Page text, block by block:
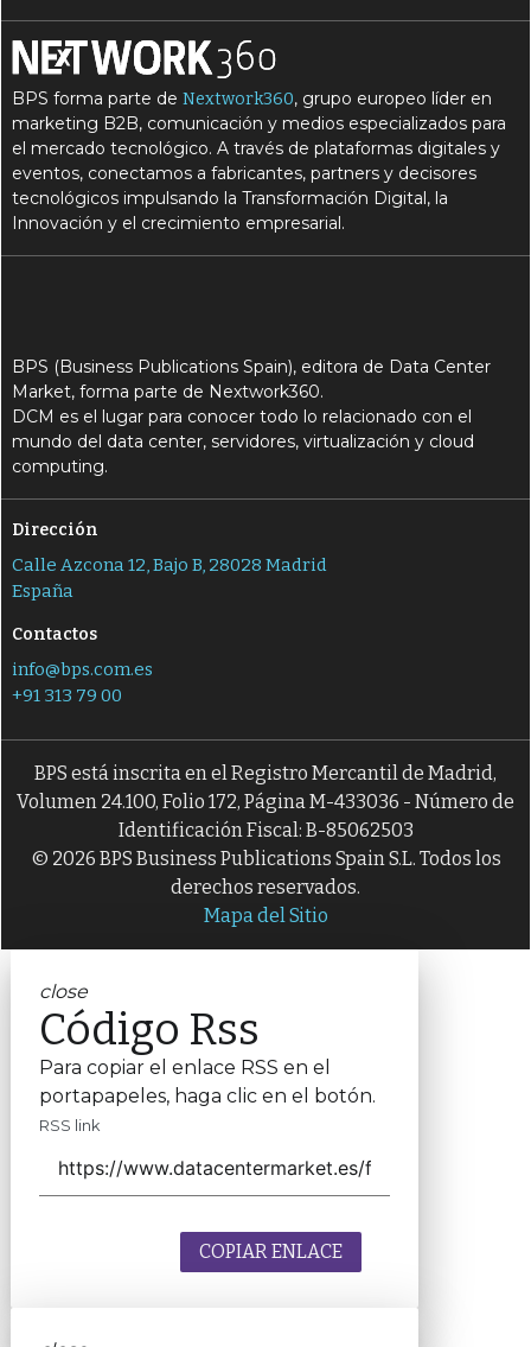
BPS forma parte deNextwork360, grupo europeo líder en
marketing B2B, comunicación y medios especializados para
el mercado tecnológico. A través de plataformas digitales y
eventos, conectamos a fabricantes, partners y decisores
tecnológicos impulsando la Transformación Digital, la
Innovación y el crecimiento empresarial.
BPS (Business Publications Spain), editora de Data Center
Market, forma parte de Nextwork360.
DCM es el lugar para conocer todo lo relacionado con el
mundo del data center, servidores, virtualización y cloud
computing.
Dirección
Calle Azcona 12, Bajo B, 28028 Madrid
España
Contactos
info@bps.com.es
+91 313 79 00
BPS está inscrita en el Registro Mercantil de Madrid,
Volumen 24.100, Folio 172, Página M-433036 - Número de
Identificación Fiscal: B-85062503
© 2026 BPS Business Publications Spain S.L. Todos los
derechos reservados.
Mapa del Sitio
close
Código Rss
Para copiar el enlace RSS en el
portapapeles, haga clic en el botón.
RSS link
COPIAR ENLACE